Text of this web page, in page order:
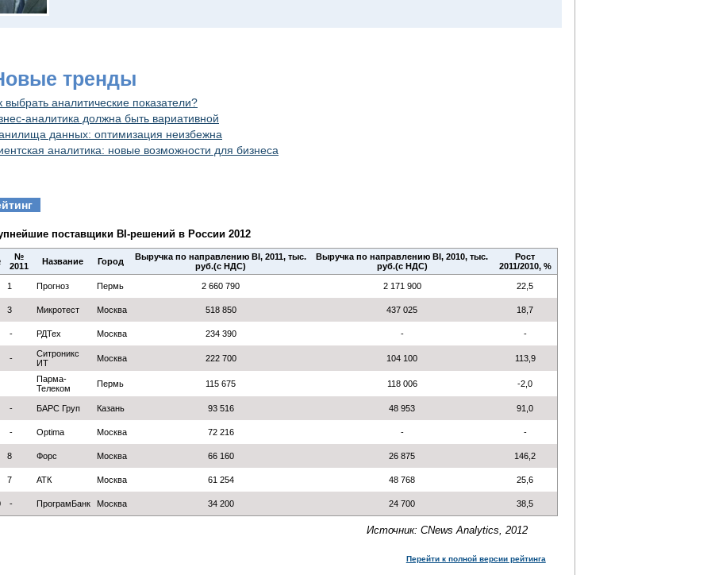
тренды
выбрать аналитические показатели?
аналитика должна быть вариативной
данных: оптимизация неизбежна
аналитика: новые возможности для бизнеса
поставщики BI-решений в России 2012
№
2011
Название Город
Выручка по направлению BI, 2011, тыс.
руб.(с НДС)
Выручка по направлению BI, 2010, тыс.
руб.(с НДС)
Рост
2011/2010, %
1 Прогноз Пермь 2 660 790 2 171 900 22,5
3 Микротест Москва 518 850 437 025 18,7
- РДТех Москва 234 390 - -
-
Ситроникс
ИТ
Москва 222 700 104 100 113,9
Парма-
Телеком
Пермь 115 675 118 006 -2,0
- БАРС Груп Казань 93 516 48 953 91,0
- Optima Москва 72 216 - -
8 Форс Москва 66 160 26 875 146,2
7 АТК Москва 61 254 48 768 25,6
- ПрограмБанк Москва 34 200 24 700 38,5
Источник: CNews Analytics, 2012
Перейти к полной версии рейтинга